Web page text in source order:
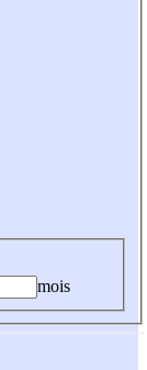
mois